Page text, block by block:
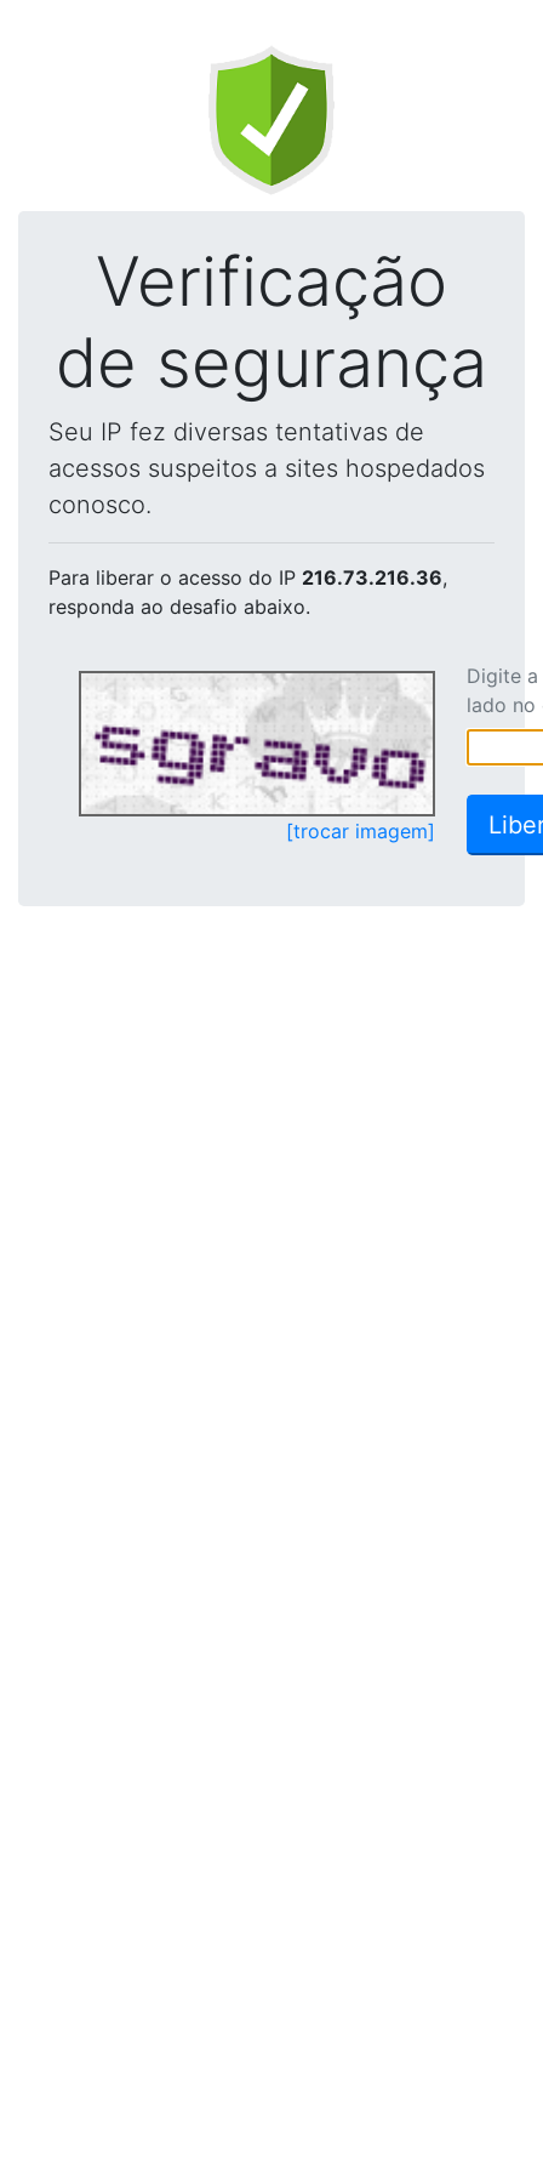
Verificação
de segurança
Seu IP fez diversas tentativas de
acessos suspeitos a sites hospedados
conosco.
Para liberar o acesso do IP 216.73.216.36,
responda ao desafio abaixo.
[trocar imagem]
Digite
lado no